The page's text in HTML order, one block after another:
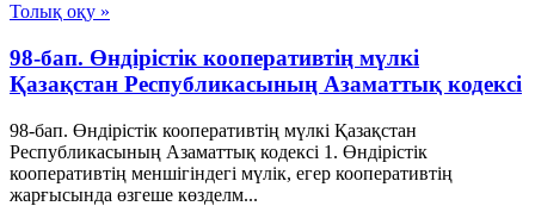
Толық оқу »
98-бап. Өндiрiстiк кооперативтiң мүлкi
Қазақстан Республикасының Азаматтық кодексi
98-бап. Өндiрiстiк кооперативтiң мүлкi Қазақстан
Республикасының Азаматтық кодексi 1. Өндiрiстiк
кооперативтiң меншiгiндегi мүлiк, егер кооперативтiң
жарғысында өзгеше көзделм...